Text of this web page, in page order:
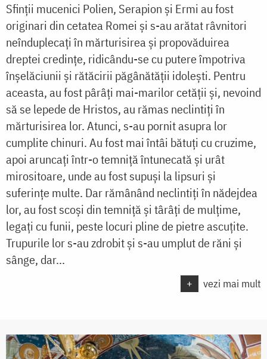
Sfinții mucenici Polien, Serapion și Ermi au fost
originari din cetatea Romei și s-au arătat râvnitori
neînduplecați în mărturisirea și propovăduirea
dreptei credințe, ridicându-se cu putere împotriva
înșelăciunii și rătăcirii păgânătății idolești. Pentru
aceasta, au fost pârâți mai-marilor cetății și, nevoind
să se lepede de Hristos, au rămas neclintiți în
mărturisirea lor. Atunci, s-au pornit asupra lor
cumplite chinuri. Au fost mai întâi bătuți cu cruzime,
apoi aruncați într-o temniță întunecată și urât
mirositoare, unde au fost supuși la lipsuri și
suferințe multe. Dar rămânând neclintiți în nădejdea
lor, au fost scoși din temniță și târâți de mulțime,
legați cu funii, peste locuri pline de pietre ascuțite.
Trupurile lor s-au zdrobit și s-au umplut de răni și
sânge, dar...
+ vezi mai mult